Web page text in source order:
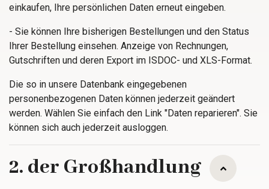
einkaufen, Ihre persönlichen Daten erneut eingeben.
- Sie können Ihre bisherigen Bestellungen und den Status
Ihrer Bestellung einsehen. Anzeige von Rechnungen,
Gutschriften und deren Export im ISDOC- und XLS-Format.
Die so in unsere Datenbank eingegebenen
personenbezogenen Daten können jederzeit geändert
werden. Wählen Sie einfach den Link "Daten reparieren". Sie
können sich auch jederzeit ausloggen.
2. der Großhandlung